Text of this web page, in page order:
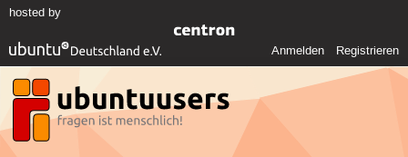
hosted by
Anmelden Registrieren